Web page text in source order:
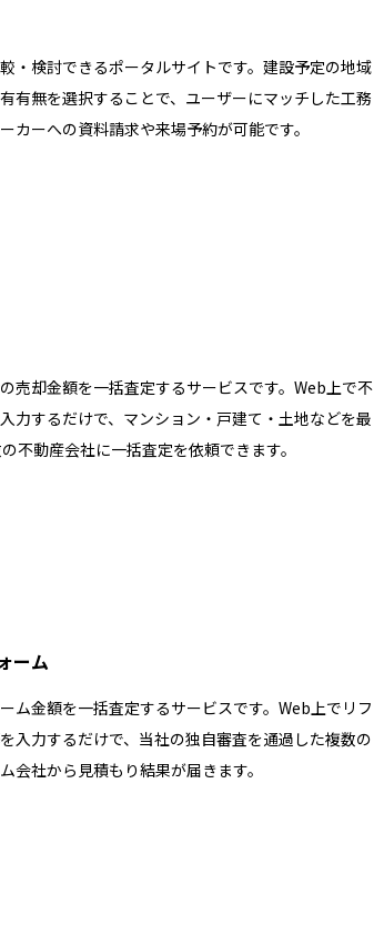
・検討できるポータルサイトです。建設予定の地域
有無を選択することで、ユーザーにマッチした工務
カーへの資料請求や来場予約が可能です。
売却金額を一括査定するサービスです。Web上で不
力するだけで、マンション・戸建て・土地などを最
不動産会社に一括査定を依頼できます。
ーム
ム金額を一括査定するサービスです。Web上でリフ
入力するだけで、当社の独自審査を通過した複数の
会社から見積もり結果が届きます。